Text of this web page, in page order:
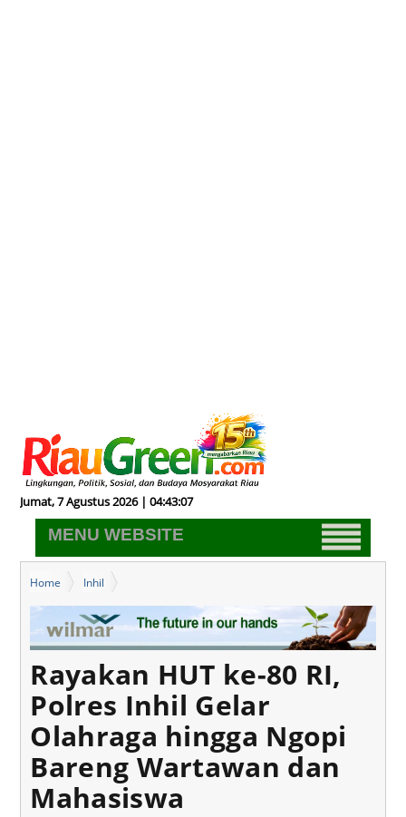
Jumat, 7 Agustus 2026 | 04:43:08
MENU WEBSITE
Home
Inhil
Rayakan HUT ke-80 RI, Polres Inhil Gelar Olahraga hingga Ngopi
Bareng Wartawan dan Mahasiswa
Rayakan HUT ke-80 RI,
Polres Inhil Gelar
Olahraga hingga Ngopi
Bareng Wartawan dan
Mahasiswa